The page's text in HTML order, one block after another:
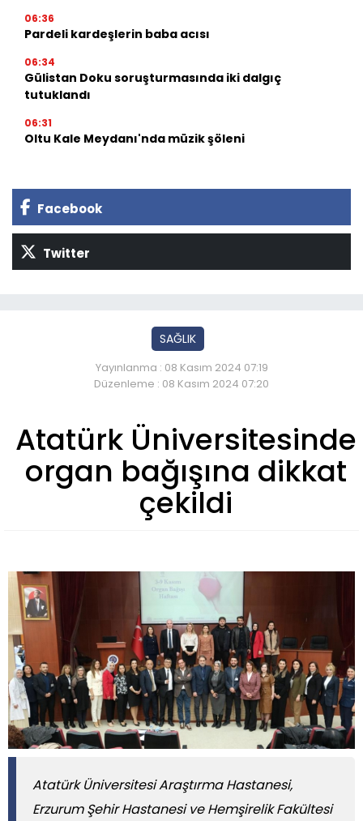
06:36
Pardeli kardeşlerin baba acısı
06:34
Gülistan Doku soruşturmasında iki dalgıç
tutuklandı
06:31
Oltu Kale Meydanı'nda müzik şöleni
Facebook
Twitter
SAĞLIK
Yayınlanma : 08 Kasım 2024 07:19
Düzenleme : 08 Kasım 2024 07:20
Atatürk Üniversitesinde
organ bağışına dikkat
çekildi
Atatürk Üniversitesi Araştırma Hastanesi,
Erzurum Şehir Hastanesi ve Hemşirelik Fakültesi